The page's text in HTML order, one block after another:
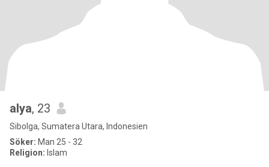
alya, 23
Sibolga, Sumatera Utara, Indonesien
Söker: Man 25 - 32
Religion: Islam